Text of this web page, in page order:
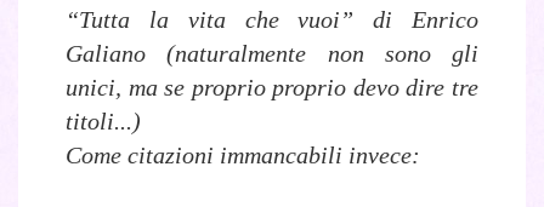
“Tutta la vita che vuoi” di Enrico
Galiano (naturalmente non sono gli
unici, ma se proprio proprio devo dire tre
titoli...)
Come citazioni immancabili invece: